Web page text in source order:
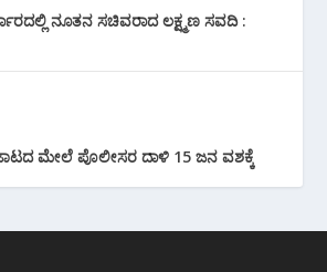
ನೂತನ ಸಚಿವರಾದ ಲಕ್ಷ್ಮಣ ಸವದಿ :
ಮೇಲೆ ಪೊಲೀಸರ ದಾಳಿ 15 ಜನ ವಶಕ್ಕೆ